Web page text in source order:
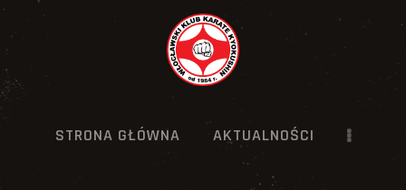
STRONA GŁÓWNA AKTUALNOŚCI